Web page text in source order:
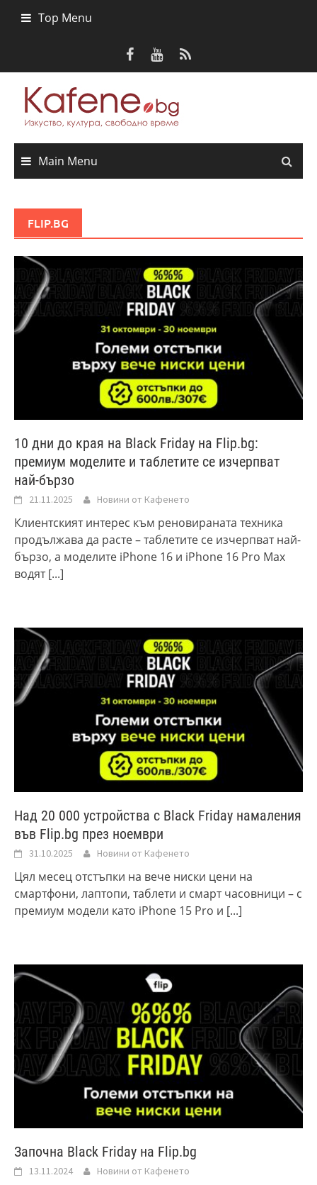
Top Menu
Main Menu
FLIP.BG
10 дни до края на Black Friday на Flip.bg:
премиум моделите и таблетите се изчерпват
най-бързо
21.11.2025 Новини от Кафенето
Клиентският интерес към реновираната техника
продължава да расте – таблетите се изчерпват най-
бързо, а моделите iPhone 16 и iPhone 16 Pro Max
водят[...]
Над 20 000 устройства с Black Friday намаления
във Flip.bg през ноември
31.10.2025 Новини от Кафенето
Цял месец отстъпки на вече ниски цени на
смартфони, лаптопи, таблети и смарт часовници – с
премиум модели като iPhone 15 Pro и [...]
Започна Black Friday на Flip.bg
13.11.2024 Новини от Кафенето